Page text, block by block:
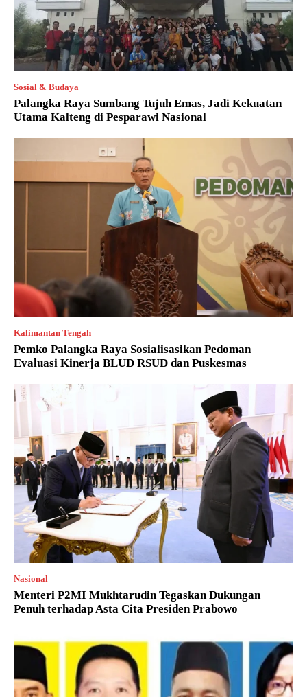
Sosial & Budaya
Palangka Raya Sumbang Tujuh Emas, Jadi Kekuatan
Utama Kalteng di Pesparawi Nasional
Kalimantan Tengah
Pemko Palangka Raya Sosialisasikan Pedoman
Evaluasi Kinerja BLUD RSUD dan Puskesmas
Nasional
Menteri P2MI Mukhtarudin Tegaskan Dukungan
Penuh terhadap Asta Cita Presiden Prabowo